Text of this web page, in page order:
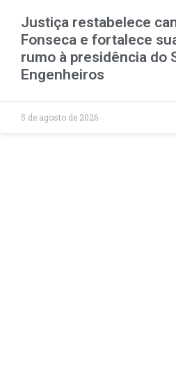
Justiça restabelece
Fonseca e fortalece
rumo à presidência do
Engenheiros
5 de agosto de 2026